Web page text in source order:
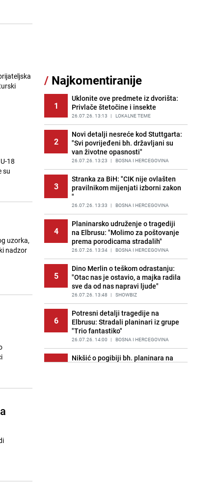
18
su
uzorka,
nadzor
11
Lažne novčanice preplavljuju
tržište: Ove eure najčešće
pokušavaju podvaliti
PRIJE OKO 21H | SVIJET
12
Recept za brze uštipke: Ne upijaju
ulje i gotovi su za 30 minuta
PRIJE 1 DAN | RECEPTI
13
Imate tikvice i piletinu? Napravite
ovaj brzi ručak iz jedne tave
PRIJE 1 DAN | RECEPTI
Jedan od najvećih gradova nije na
listi: Ovo su lokacije prvih Lidl
prodavnica u BiH
PRIJE 1 DAN | BOSNA I HERCEGOVINA
Užas u bh. susjedstvu, mladići
bludničili nad maloljetnicom i sve
snimali: "Stari te gleda u lajvu"
PRIJE 2 DANA | REGIJA
/ Najkomentiranije
1
Uklonite ove predmete iz dvorišta:
Privlače štetočine i insekte
26.07.26. 13:13 | LOKALNE TEME
2
Novi detalji nesreće kod Stuttgarta:
"Svi povrijeđeni bh. državljani su
van životne opasnosti"
26.07.26. 13:23 | BOSNA I HERCEGOVINA
3
Stranka za BiH: "CIK nije ovlašten
pravilnikom mijenjati izborni zakon
"
26.07.26. 13:33 | BOSNA I HERCEGOVINA
4
Planinarsko udruženje o tragediji
na Elbrusu: "Molimo za poštovanje
prema porodicama stradalih"
26.07.26. 13:34 | BOSNA I HERCEGOVINA
5
Dino Merlin o teškom odrastanju:
"Otac nas je ostavio, a majka radila
sve da od nas napravi ljude"
26.07.26. 13:48 | SHOWBIZ
6
Potresni detalji tragedije na
Elbrusu: Stradali planinari iz grupe
"Trio fantastiko"
26.07.26. 14:00 | BOSNA I HERCEGOVINA
7
Nikšić o pogibiji bh. planinara na